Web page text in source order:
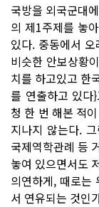
국방을 외국군대
의 제1주제를 놓
있다. 중동에서
비슷한 안보상황
치를 하고있고 한
를 연출하고 있다
청 한 번 해본 적
지나지 않는다.
국제역학관례 등
놓여 있으면서도
의연하게, 때로는
서 연유되는 것인